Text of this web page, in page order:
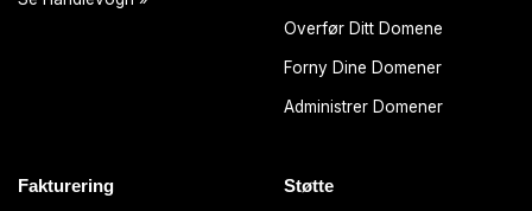
Overfør Ditt Domene
Forny Dine Domener
Administrer Domener
Fakturering Støtte